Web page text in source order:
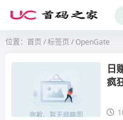
位置： 首页 /标签页 / OpenGate
日
疯